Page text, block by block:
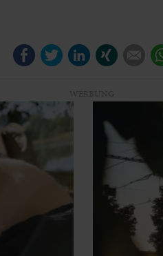
FacebookTwitterLinkedIn E-